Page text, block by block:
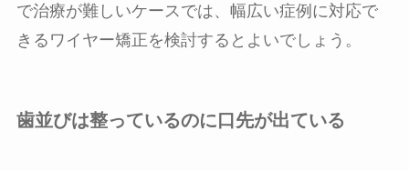
で治療が難しいケースでは、幅広い症例に対応で
きるワイヤー矯正を検討するとよいでしょう。
歯並びは整っているのに口先が出ている